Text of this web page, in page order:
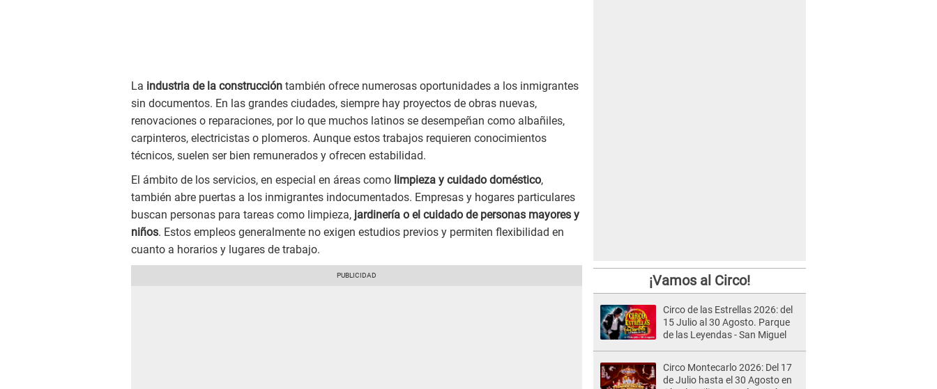
La industria de la construcción también ofrece numerosas oportunidades a los inmigrantes
sin documentos. En las grandes ciudades, siempre hay proyectos de obras nuevas,
renovaciones o reparaciones, por lo que muchos latinos se desempeñan como albañiles,
carpinteros, electricistas o plomeros. Aunque estos trabajos requieren conocimientos
técnicos, suelen ser bien remunerados y ofrecen estabilidad.
El ámbito de los servicios, en especial en áreas como limpieza y cuidado doméstico,
también abre puertas a los inmigrantes indocumentados. Empresas y hogares particulares
buscan personas para tareas como limpieza, jardinería o el cuidado de personas mayores y
niños. Estos empleos generalmente no exigen estudios previos y permiten flexibilidad en
cuanto a horarios y lugares de trabajo.
¡Vamos al Circo!
Circo de las Estrellas 2026: del
15 Julio al 30 Agosto. Parque
de las Leyendas - San Miguel
Circo Montecarlo 2026: Del 17
de Julio hasta el 30 Agosto en